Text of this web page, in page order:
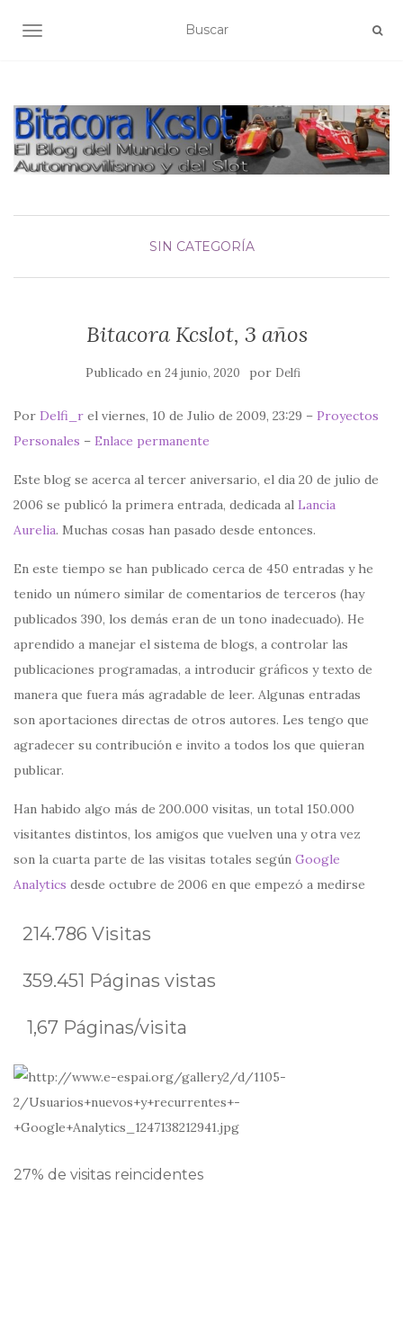
ALTERNAR NAVEGACIÓN
SIN CATEGORÍA
Bitacora Kcslot, 3 años
Publicado en 24 junio, 2020 por Delfi
Por Delfi_r el viernes, 10 de Julio de 2009, 23:29 – Proyectos
Personales – Enlace permanente
Este blog se acerca al tercer aniversario, el dia 20 de julio de
2006 se publicó la primera entrada, dedicada al Lancia
Aurelia. Muchas cosas han pasado desde entonces.
En este tiempo se han publicado cerca de 450 entradas y he
tenido un número similar de comentarios de terceros (hay
publicados 390, los demás eran de un tono inadecuado). He
aprendido a manejar el sistema de blogs, a controlar las
publicaciones programadas, a introducir gráficos y texto de
manera que fuera más agradable de leer. Algunas entradas
son aportaciones directas de otros autores. Les tengo que
agradecer su contribución e invito a todos los que quieran
publicar.
Han habido algo más de 200.000 visitas, un total 150.000
visitantes distintos, los amigos que vuelven una y otra vez
son la cuarta parte de las visitas totales según Google
Analytics desde octubre de 2006 en que empezó a medirse
214.786 Visitas
359.451 Páginas vistas
1,67 Páginas/visita
27% de visitas reincidentes